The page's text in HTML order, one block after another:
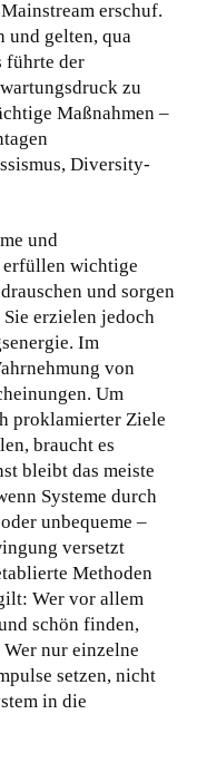
erschuf.
und gelten, qua
führte der
zu
Maßnahmen –
Diversity-
und
wichtige
und sorgen
erzielen jedoch
Im
von
Um
proklamierter Ziele
braucht es
bleibt das meiste
Systeme durch
unbequeme –
versetzt
Methoden
Wer vor allem
schön finden,
nur einzelne
setzen, nicht
in die